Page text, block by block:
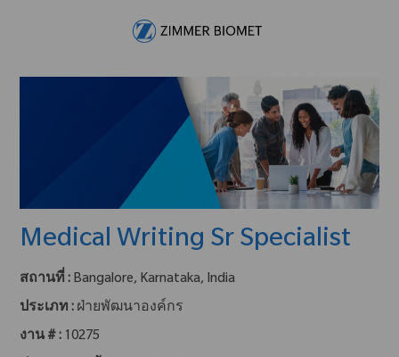
Medical Writing Sr Specialist
สถานที่ : Bangalore, Karnataka, India
ประเภท : ฝ่ายพัฒนาองค์กร
งาน # : 10275